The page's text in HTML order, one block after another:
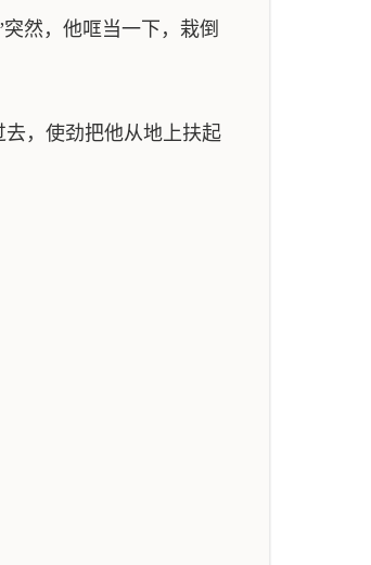
然，他哐当一下，栽倒
，使劲把他从地上扶起